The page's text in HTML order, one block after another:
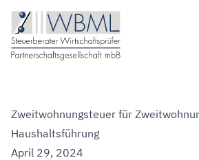
Zweitwohnungsteuer für
Haushaltsführung
April 29, 2024